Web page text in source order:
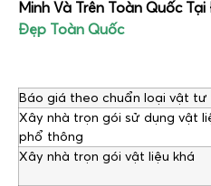
Minh Và Trên Toàn Quốc Tại
Đẹp Toàn Quốc
Báo giá theo chuẩn loại vật tư
Xây nhà trọn gói sử dụng vật
phổ thông
Xây nhà trọn gói vật liệu khá